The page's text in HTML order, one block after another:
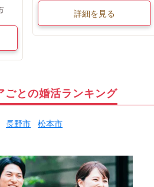
詳細を見る
ごとの婚活ランキング
長野市 松本市